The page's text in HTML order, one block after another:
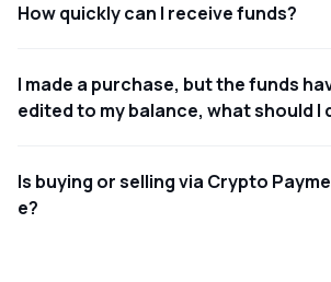
How quickly can I receive funds?
I made a purchase, but the funds
edited to my balance, what should I
Is buying or selling via Crypto
e?